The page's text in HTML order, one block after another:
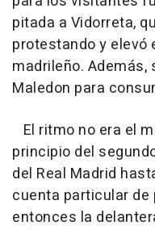
pitada a Vidorreta,
protestando y elevó
madrileño. Además,
Maledon para
El ritmo no era el
principio del
del Real Madrid
cuenta particular de
entonces la